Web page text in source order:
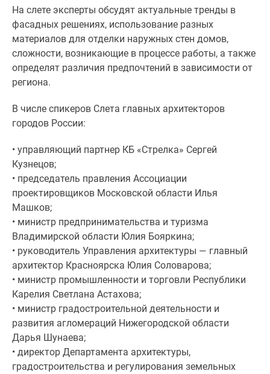
новостроек
Экология
Москвы
Подмосковья
Студии
комнатные
комнатные
Квартиры
карте
Ипотечный
калькулятор
Семейная
ипотека
Военная
ипотека
Банки
программы
Медиа
Новости
На слете эксперты обсудят актуальные тренды в
фасадных решениях, использование разных
материалов для отделки наружных стен домов,
сложности, возникающие в процессе работы, а также
определят различия предпочтений в зависимости от
региона.
В числе спикеров Слета главных архитекторов
городов России:
• управляющий партнер КБ «Стрелка» Сергей
Кузнецов;
• председатель правления Ассоциации
проектировщиков Московской области Илья
Машков;
• министр предпринимательства и туризма
Владимирской области Юлия Бояркина;
• руководитель Управления архитектуры — главный
архитектор Красноярска Юлия Соловарова;
• министр промышленности и торговли Республики
Карелия Светлана Астахова;
• министр градостроительной деятельности и
развития агломераций Нижегородской области
Дарья Шунаева;
• директор Департамента архитектуры,
градостроительства и регулирования земельных